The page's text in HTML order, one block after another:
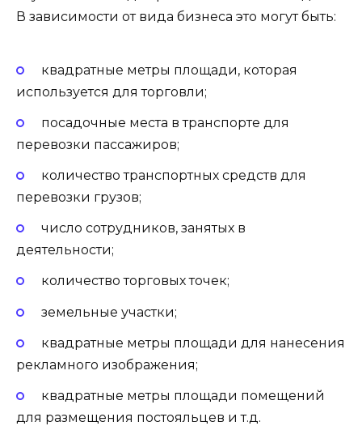
В зависимости от вида бизнеса это могут быть:
квадратные метры площади, которая
используется для торговли;
посадочные места в транспорте для
перевозки пассажиров;
количество транспортных средств для
перевозки грузов;
число сотрудников, занятых в
деятельности;
количество торговых точек;
земельные участки;
квадратные метры площади для нанесения
рекламного изображения;
квадратные метры площади помещений
для размещения постояльцев и т.д.